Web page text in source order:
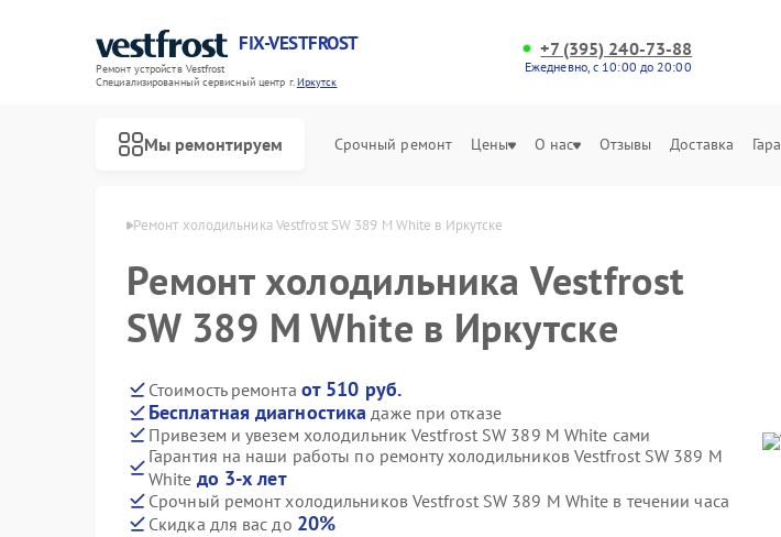
FIX-VESTFROST
Ремонт устройств Vestfrost
Специализированный cервисный центр г.Иркутск
+7 (395) 240-73-88
Ежедневно, с 10:00 до 20:00
Мы ремонтируем Срочный ремонт Цены О нас Отзывы Доставка
Ремонт холодильника Vestfrost SW 389 M White в Иркутске
Ремонт холодильника Vestfrost
SW 389 M White в Иркутске
Стоимость ремонта от 510 руб.
Бесплатная диагностика даже при отказе
Привезем и увезем холодильник Vestfrost SW 389 M White сами
Гарантия на наши работы по ремонту холодильников Vestfrost SW 389 M
White до 3-х лет
Срочный ремонт холодильников Vestfrost SW 389 M White в течении часа
Скидка для вас до 20%